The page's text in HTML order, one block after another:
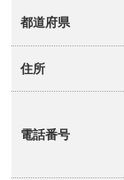
都道府県
住所
電話番号